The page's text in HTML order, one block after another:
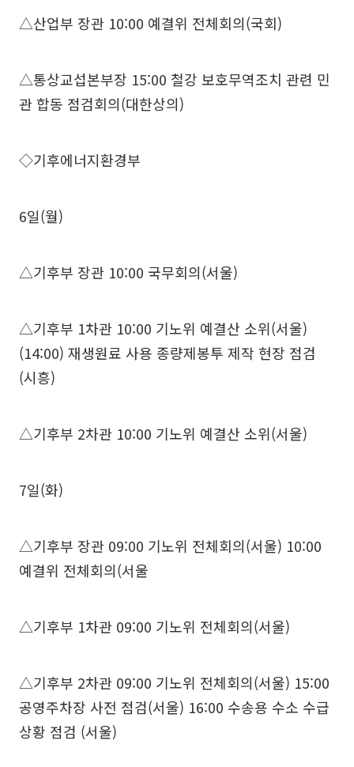
△산업부 장관 10:00 예결위 전체회의(국회)
△통상교섭본부장 15:00 철강 보호무역조치 관련 민
관 합동 점검회의(대한상의)
◇기후에너지환경부
6일(월)
△기후부 장관 10:00 국무회의(서울)
△기후부 1차관 10:00 기노위 예결산 소위(서울)
(14:00) 재생원료 사용 종량제봉투 제작 현장 점검
(시흥)
△기후부 2차관 10:00 기노위 예결산 소위(서울)
7일(화)
△기후부 장관 09:00 기노위 전체회의(서울) 10:00
예결위 전체회의(서울
△기후부 1차관 09:00 기노위 전체회의(서울)
△기후부 2차관 09:00 기노위 전체회의(서울) 15:00
공영주차장 사전 점검(서울) 16:00 수송용 수소 수급
상황 점검 (서울)